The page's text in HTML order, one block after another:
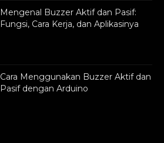
Mengenal Buzzer Aktif dan Pasif:
Fungsi, Cara Kerja, dan Aplikasinya
Cara Menggunakan Buzzer Aktif dan
Pasif dengan Arduino